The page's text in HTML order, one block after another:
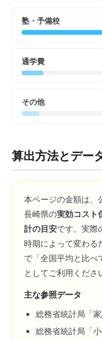
塾・予備校
通学費
その他
算出方法とデー
本ページの金額は、
長崎県の実効コスト
計の目安です。実際
時期によって変わる
で「全国平均と比べ
としてご利用くださ
主な参照データ
総務省統計局「
総務省統計局「